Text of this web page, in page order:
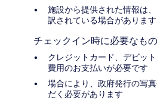
施設から提供された情報は
訳されている場合があります
チェックイン時に必要なもの
クレジットカード、デビッ
費用のお支払いが必要です
場合により、政府発行の写
だく必要があります